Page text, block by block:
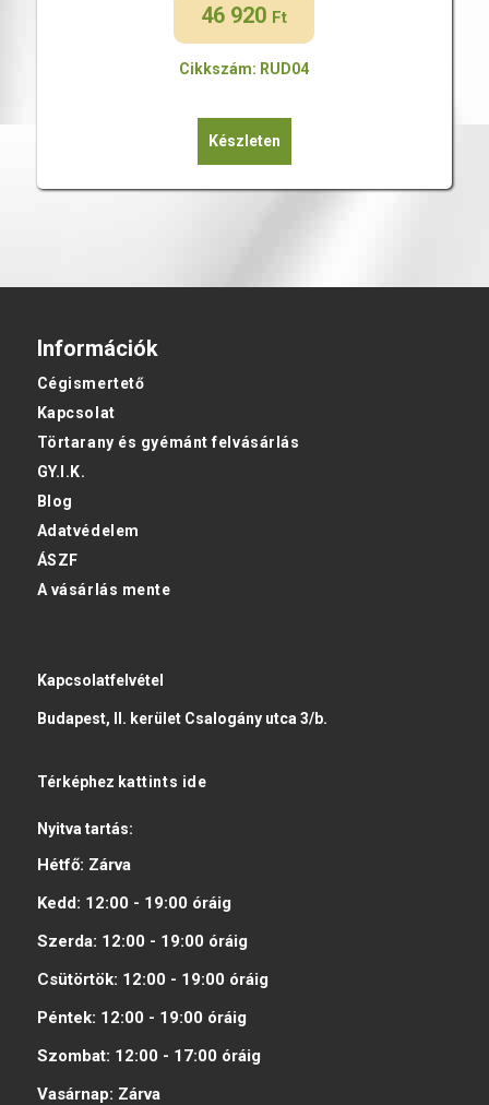
46 920 Ft
Cikkszám: RUD04
Készleten
Információk
Cégismertető
Kapcsolat
Törtarany és gyémánt felvásárlás
GY.I.K.
Blog
Adatvédelem
ÁSZF
A vásárlás mente
Kapcsolatfelvétel
Budapest, II. kerület Csalogány utca 3/b.
Térképhez kattints ide
Nyitva tartás:
Hétfő: Zárva
Kedd: 12:00 - 19:00 óráig
Szerda: 12:00 - 19:00 óráig
Csütörtök: 12:00 - 19:00 óráig
Péntek: 12:00 - 19:00 óráig
Szombat: 12:00 - 17:00 óráig
Vasárnap: Zárva